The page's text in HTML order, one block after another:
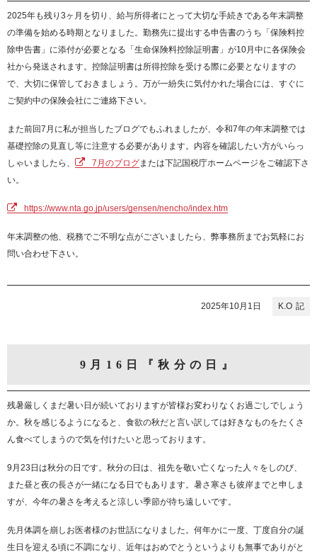
2025年も残り3ヶ月を切り、給与所得者にとって大切な手続きである年末調整
の準備を始める時期となりました。勤務先に提出する申告書のうち「保険料控
除申告書」に添付が必要となる「生命保険料控除証明書」が10月中に各保険会
社から発送されます。控除証明書は所得控除を受ける際に必要となりますの
で、大切に保管しておきましょう。万が一紛失に気付かれた場合には、すぐに
ご契約中の保険会社にご連絡下さい。
また前回7月に私が担当したブログでもふれましたが、令和7年の年末調整では
基礎控除の見直し等に注意する必要があります。内容を確認したい方がいらっ
しゃいましたら、
7月のブログまたは下記国税庁ホームページをご確認下さ
い。
https://www.nta.go.jp/users/gensen/nencho/index.htm
年末調整の他、税務でご不明な点がございましたら、弊事務所までお気軽にお
問い合わせ下さい。
K.O
2025年10月1日
9月16日『秋分の日』
残暑厳しくまだ暑い日が続いておりますが皆様お変わりなくお過ごしでしょう
か。秋を感じるようになると、食欲の秋だと言い訳しては好きなものをたくさ
ん食べてしまうので気を付けたいと思っております。
9月23日は秋分の日です。秋分の日は、祖先を敬い亡くなった人々をしのび、
また昼と夜の長さが一緒になる日でもあります。暑さ寒さも彼岸までと申しま
すが、今年の暑さを考えると涼しい季節が待ち遠しいです。
先月体調を崩しお医者様のお世話になりました。何年かに一度、丁度自分の誕
生日を迎える頃に不調になり、近年はおめでとうというよりも無事でありがと